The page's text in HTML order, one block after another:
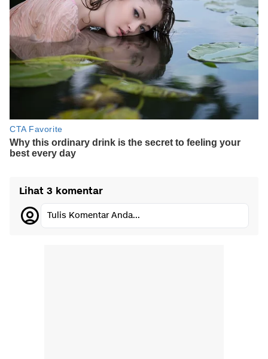
Lihat 3 komentar
Tulis Komentar Anda...